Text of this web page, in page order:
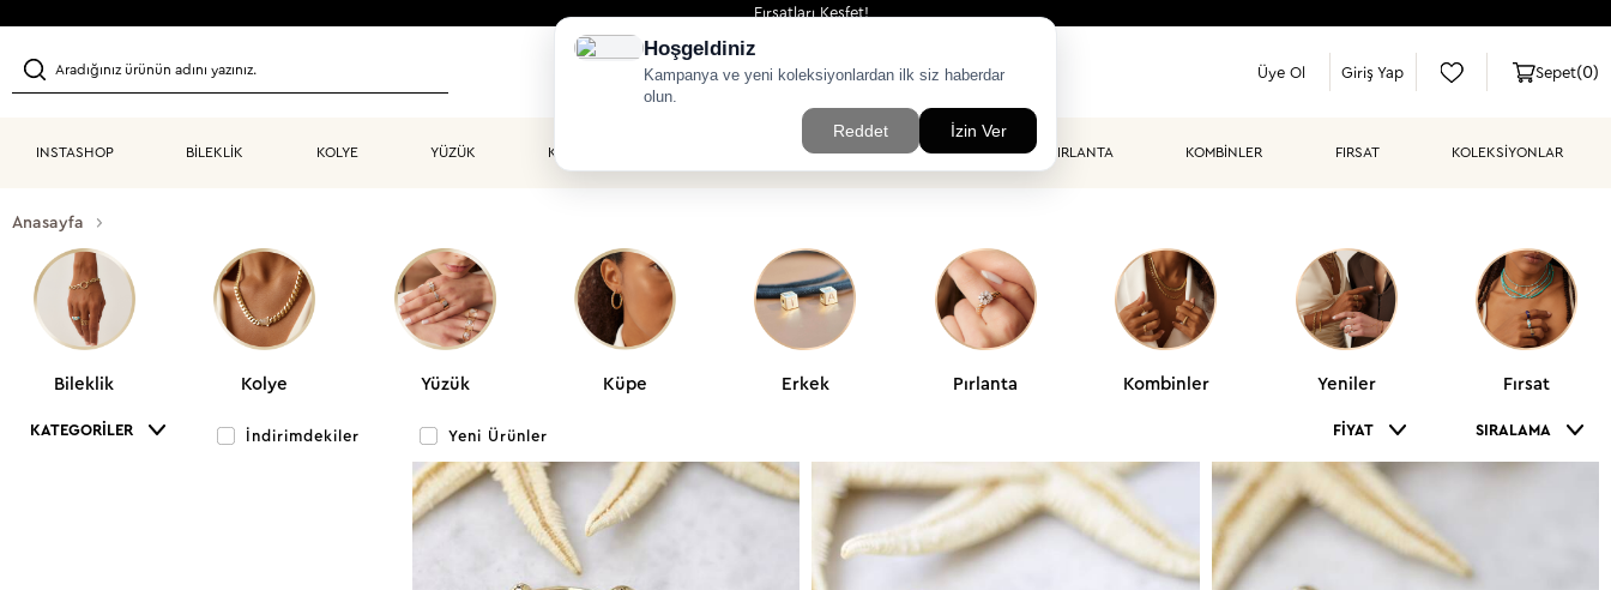
Fırsatları Keşfet!
Üye Ol Giriş Yap Sepet(0)
INSTASHOP BİLEKLİK KOLYE YÜZÜK KÜPE ŞAHMERAN ERKEK PIRLANTA KOMBİNLER FIRSAT KOLEKSIYONLAR
Anasayfa
Bileklik Kolye Yüzük Küpe Erkek Pırlanta Kombinler Yeniler Fırsat
KATEGORILER İndirimdekiler Yeni Ürünler FIYAT SIRALAMA